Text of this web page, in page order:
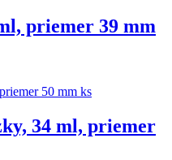
priemer 39 mm
34 ml, priemer